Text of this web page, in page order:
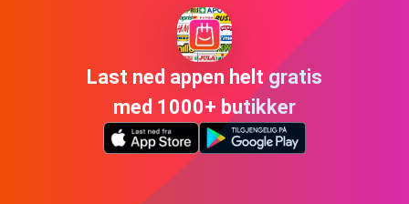
Last ned appen helt gratis
med 1000+ butikker